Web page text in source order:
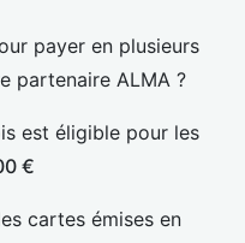
payer en plusieurs
partenaire ALMA ?
est éligible pour les
€
cartes émises en